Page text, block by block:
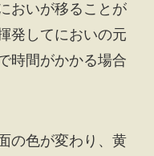
おいが移ることが
発してにおいの元
時間がかかる場合
の色が変わり、黄